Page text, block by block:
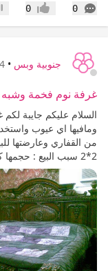
0
التعليقات إعجاب0
جنوبية وبس •
غرفة نوم فخمة وشبه
2*2 سبب البيع : حجمها كبير...